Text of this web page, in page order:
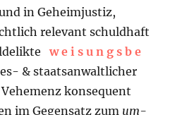
in Ge­heimjustiz,
relevant schuldhaft
w e i s u n g s b e
& staatsanwaltlicher
konsequent
im Gegensatz zum um­